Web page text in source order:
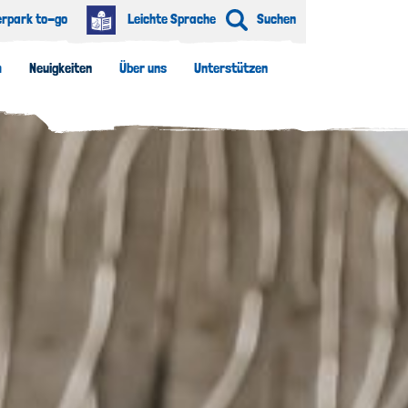
Neuigkeiten Über uns Unterstützen
to-go Leichte Sprache Suchen